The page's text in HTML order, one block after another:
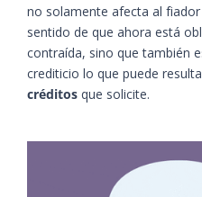
no solamente afecta al
sentido de que ahora está
contraída, sino que también
crediticio lo que puede
créditos que solicite.